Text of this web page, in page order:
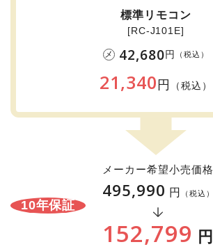
標準リモコン
[RC-J101E]
メ 42,680円 （税込）
21,340 円 （税込）
10年保証
メーカー希望小売価格
495,990 円 （税込）
152,799 円